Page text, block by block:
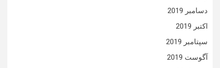
دسامبر 2019
اکتبر 2019
سپتامبر 2019
آگوست 2019